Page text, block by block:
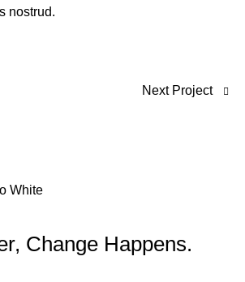
nostrud.
Next Project
Change Happens.